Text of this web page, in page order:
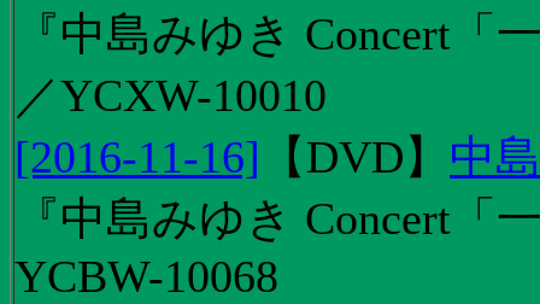
『中島みゆき Concert
／YCXW-10010
[2016-11-16] 【DVD】 中
『中島みゆき Concert
YCBW-10068